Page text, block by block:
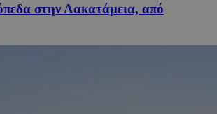
στην Λακατάμεια, από